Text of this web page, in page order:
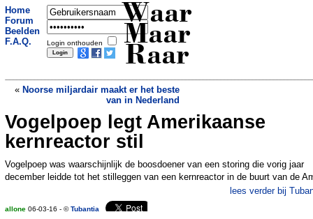
Home
Forum
Beelden
F.A.Q.
Login onthouden
Waar
Maar
Raar
« Noorse miljardair maakt er het beste
van in Nederland
Ophef over eenzame aap op verlaten
dierenpark»
Vogelpoep legt Amerikaanse
kernreactor stil
Vogelpoep was waarschijnlijk de boosdoener van een storing die vorig jaar
december leidde tot het stilleggen van een kernreactor in de buurt van de
lees verder bij
allone 06-03-16 - ©Tubantia